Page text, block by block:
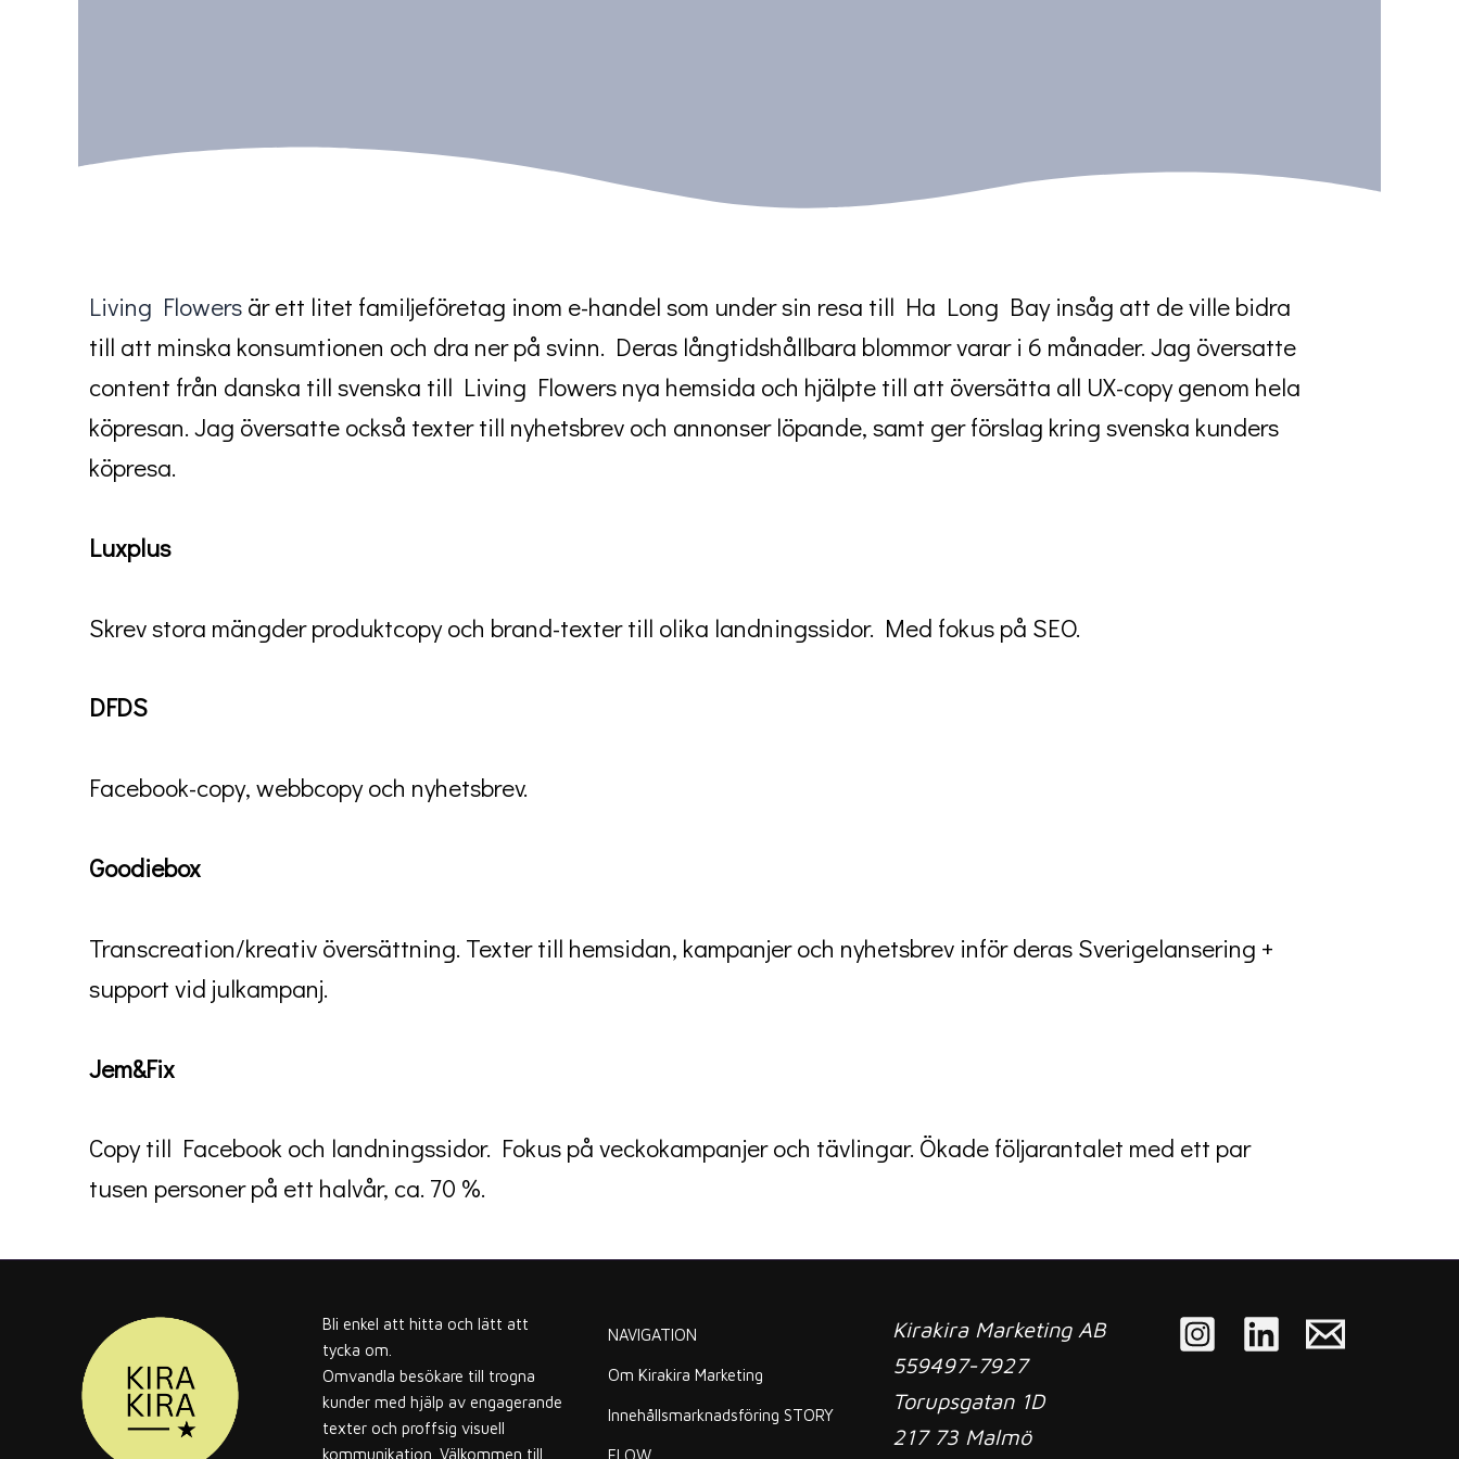
Living Flowers är ett litet familjeföretag inom e-handel som under sin resa till Ha Long Bay insåg att de ville bidra
till att minska konsumtionen och dra ner på svinn. Deras långtidshållbara blommor varar i 6 månader. Jag översatte
content från danska till svenska till Living Flowers nya hemsida och hjälpte till att översätta all UX-copy genom hela
köpresan. Jag översatte också texter till nyhetsbrev och annonser löpande, samt ger förslag kring svenska kunders
köpresa.
Luxplus
Skrev stora mängder produktcopy och brand-texter till olika landningssidor. Med fokus på SEO.
DFDS
Facebook-copy, webbcopy och nyhetsbrev.
Goodiebox
Transcreation/kreativ översättning. Texter till hemsidan, kampanjer och nyhetsbrev inför deras Sverigelansering +
support vid julkampanj.
Jem&Fix
Copy till Facebook och landningssidor. Fokus på veckokampanjer och tävlingar. Ökade följarantalet med ett par
tusen personer på ett halvår, ca. 70 %.
Bli enkel att hitta och lätt att
tycka om.
Omvandla besökare till trogna
kunder med hjälp av engagerande
texter och proffsig visuell
kommunikation. Välkommen till
NAVIGATION
Om Kirakira Marketing
Innehållsmarknadsföring STORY
Kirakira Marketing AB
559497-7927
Torupsgatan 1D
217 73 Malmö